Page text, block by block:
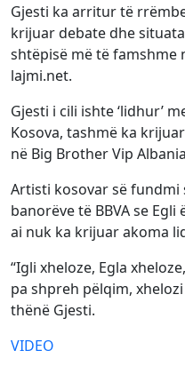
Gjesti ka arritur të
krijuar debate dhe
shtëpisë më të famshme
lajmi.net.
Gjesti i cili ishte ‘lidhur’
Kosova, tashmë ka
në Big Brother Vip
Artisti kosovar së
banorëve të BBVA se
ai nuk ka krijuar akoma
“Igli xheloze, Egla
pa shpreh pëlqim,
thënë Gjesti.
VIDEO